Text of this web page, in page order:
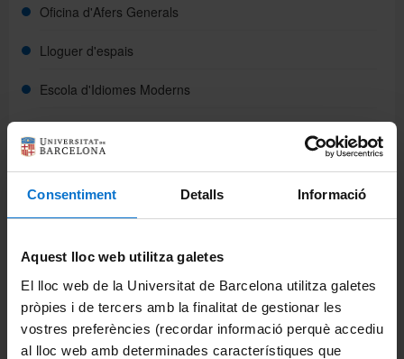
Consentiment Detalls Informació
Aquest lloc web utilitza galetes
El lloc web de la Universitat de Barcelona utilitza galetes
pròpies i de tercers amb la finalitat de gestionar les
vostres preferències (recordar informació perquè accediu
al lloc web amb determinades característiques que
La Facultat
Coneix la facultat
Organització i estructura
Òrgans de govern
Oficina d'Afers Generals
Lloguer d'espais
Escola d'Idiomes Moderns
CRAI Biblioteca